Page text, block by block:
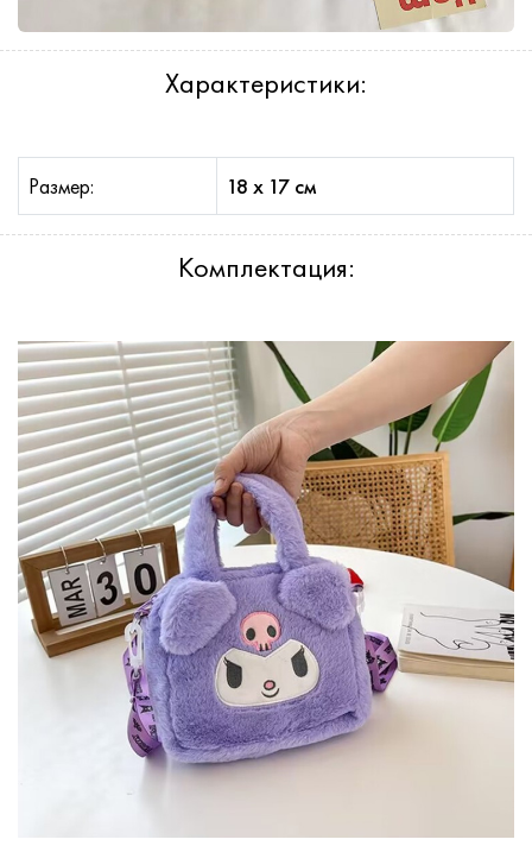
Характеристики:
Размер: 18 х 17 см
Комплектация: